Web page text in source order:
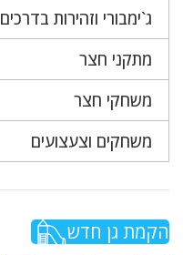
ג`ימבורי וזהירות בדרכים
מתקני חצר
משחקי חצר
משחקים וצעצועים
הקמת גן חדש